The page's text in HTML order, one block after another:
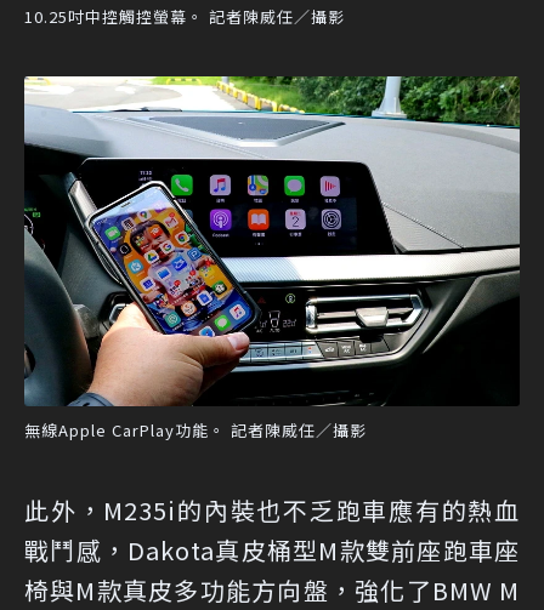
10.25吋中控觸控螢幕。 記者陳威任／攝影
無線Apple CarPlay功能。 記者陳威任／攝影
此外，M235i的內裝也不乏跑車應有的熱血
戰鬥感，Dakota真皮桶型M款雙前座跑車座
椅與M款真皮多功能方向盤，強化了BMW M